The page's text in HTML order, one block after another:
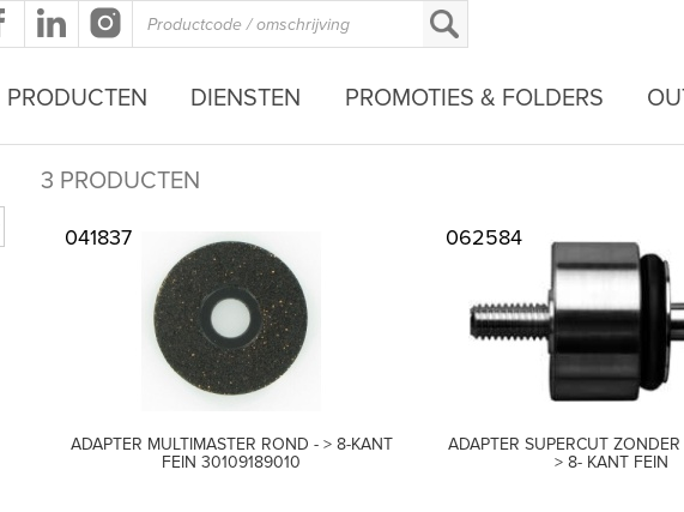
PRODUCTEN DIENSTEN PROMOTIES & FOLDERS
3 PRODUCTEN
041837
ADAPTER MULTIMASTER ROND - > 8-KANT
FEIN 30109189010
062584
ADAPTER SUPERCUT
> 8- KANT FEIN